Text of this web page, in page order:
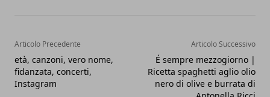
Articolo Precedente
età, canzoni, vero nome,
fidanzata, concerti,
Instagram
Articolo Successivo
É sempre mezzogiorno |
Ricetta spaghetti aglio olio
nero di olive e burrata di